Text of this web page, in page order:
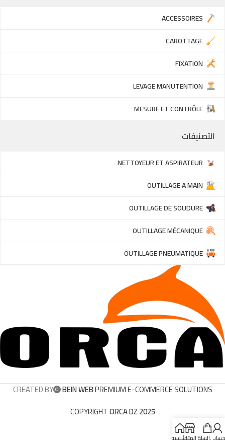
ACCESSOIRES
CAROTTAGE
FIXATION
LEVAGE MANUTENTION
MESURE ET CONTRÔLE
التصنيفات
NETTOYEUR ET ASPIRATEUR
OUTILLAGE A MAIN
OUTILLAGE DE SOUDURE
OUTILLAGE MÉCANIQUE
OUTILLAGE PNEUMATIQUE
CREATED BY BEIN WEBPREMIUM E-COMMERCE SOLUTIONS
COPYRIGHTORCA DZ 2025
حسابيالسلة المتجرالرئيسية